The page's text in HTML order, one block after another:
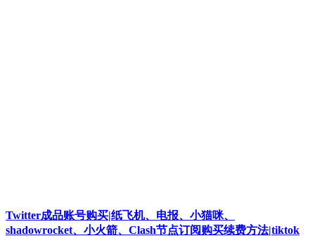
Twitter成品账号购买|纸飞机、电报、小猫咪、
shadowrocket、小火箭、Clash节点订阅购买续费方法|tiktok